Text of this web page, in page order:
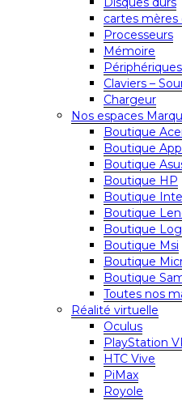
cartes mères
Processeurs
Mémoire
Périphériques
Claviers –
Chargeur
Nos espaces
Boutique
Boutique
Boutique
Boutique HP
Boutique
Boutique
Boutique
Boutique Msi
Boutique
Boutique
Toutes nos
Réalité virtuelle
Oculus
PlayStation
HTC Vive
PiMax
Royole